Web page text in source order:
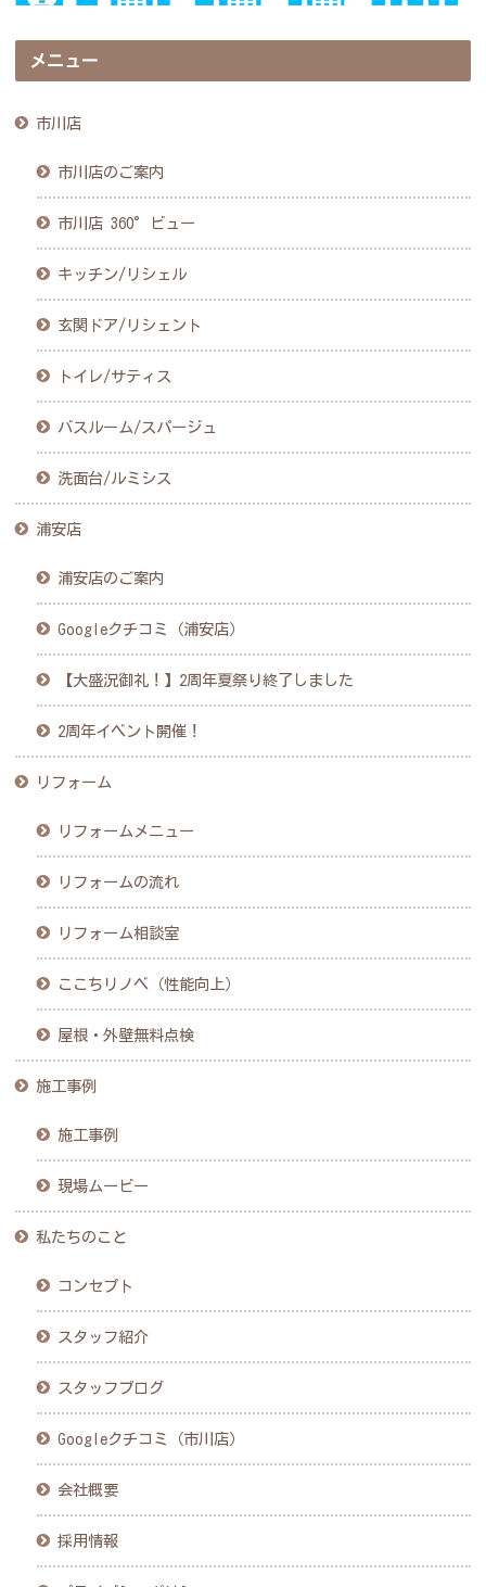
メニュー
市川店
市川店のご案内
市川店 360°ビュー
キッチン/リシェル
玄関ドア/リシェント
トイレ/サティス
バスルーム/スパージュ
洗面台/ルミシス
浦安店
浦安店のご案内
Googleクチコミ（浦安店）
【大盛況御礼！】2周年夏祭り終了しました
2周年イベント開催！
リフォーム
リフォームメニュー
リフォームの流れ
リフォーム相談室
ここちリノベ（性能向上）
屋根・外壁無料点検
施工事例
施工事例
現場ムービー
私たちのこと
コンセプト
スタッフ紹介
スタッフブログ
Googleクチコミ（市川店）
会社概要
採用情報